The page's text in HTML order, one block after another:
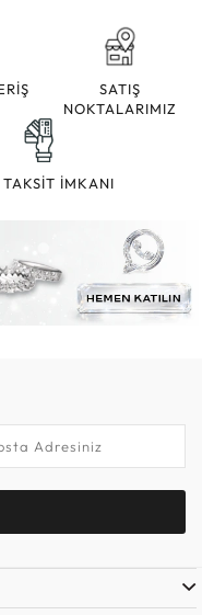
SATIŞ
NOKTALARIMIZ
TAKSİT İMKANI